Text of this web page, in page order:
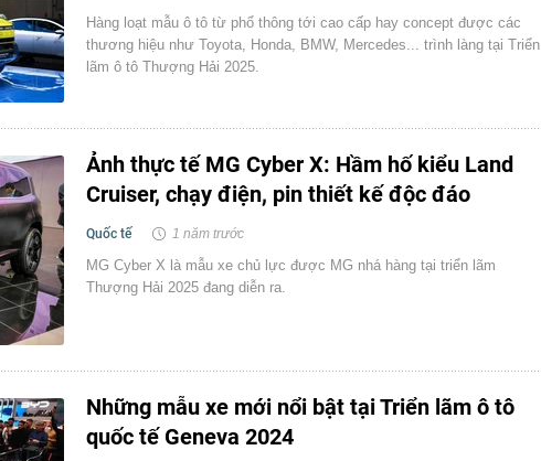
Hàng loạt mẫu ô tô từ phổ thông tới cao cấp hay concept được các
thương hiệu như Toyota, Honda, BMW, Mercedes... trình làng tại Triển
lãm ô tô Thượng Hải 2025.
Ảnh thực tế MG Cyber X: Hầm hố kiểu Land
Cruiser, chạy điện, pin thiết kế độc đáo
Quốc tế 1 năm trước
MG Cyber X là mẫu xe chủ lực được MG nhá hàng tại triển lãm
Thượng Hải 2025 đang diễn ra.
Những mẫu xe mới nổi bật tại Triển lãm ô tô
quốc tế Geneva 2024